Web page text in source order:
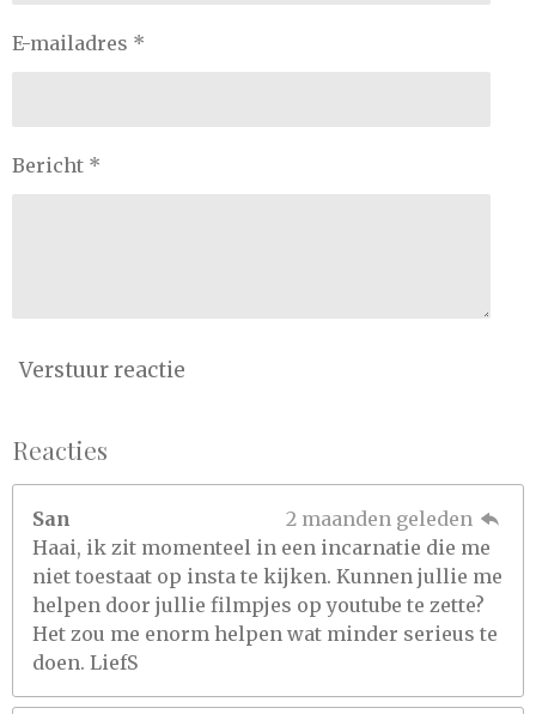
E-mailadres *
Bericht *
Verstuur reactie
Reacties
San
2 maanden geleden
Haai, ik zit momenteel in een incarnatie die me
niet toestaat op insta te kijken. Kunnen jullie me
helpen door jullie filmpjes op youtube te zette?
Het zou me enorm helpen wat minder serieus te
doen. LiefS